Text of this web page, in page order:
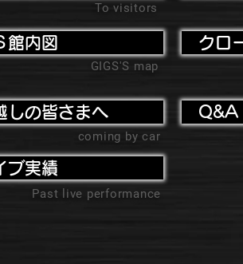
To visitors
内図
GIGS'S map
クロ
の皆さまへ
coming by car
ブ実績
Past live performance
Q&A